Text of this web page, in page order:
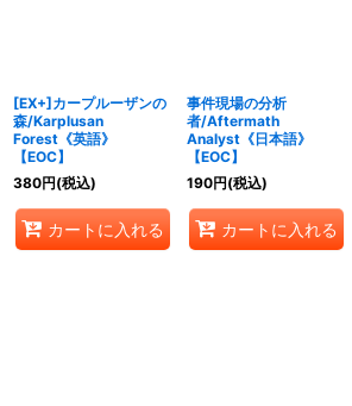
[EX+]カープルーザンの
森/Karplusan
Forest《英語》
【EOC】
380円(税込)
カートに入れる
事件現場の分析
者/Aftermath
Analyst《日本語》
【EOC】
190円(税込)
カートに入れる